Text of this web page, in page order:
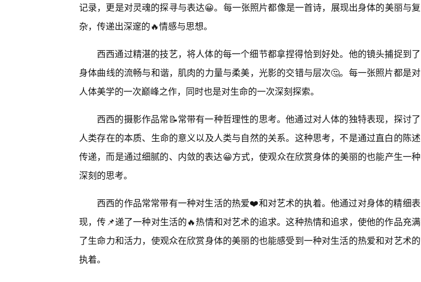
记录，更是对灵魂的探寻与表达😀。每一张照片都像是一首诗，展现出身体的美丽与复
杂，传递出深邃的🔥情感与思想。
西西通过精湛的技艺，将人体的每一个细节都拿捏得恰到好处。他的镜头捕捉到了
身体曲线的流畅与和谐，肌肉的力量与柔美，光影的交错与层次🤔。每一张照片都是对
人体美学的一次巅峰之作，同时也是对生命的一次深刻探索。
西西的摄影作品常📝常带有一种哲理性的思考。他通过对人体的独特表现，探讨了
人类存在的本质、生命的意义以及人类与自然的关系。这种思考，不是通过直白的陈述
传递，而是通过细腻的、内敛的表达😀方式，使观众在欣赏身体的美丽的也能产生一种
深刻的思考。
西西的作品常常带有一种对生活的热爱❤️和对艺术的执着。他通过对身体的精细表
现，传📌递了一种对生活的🔥热情和对艺术的追求。这种热情和追求，使他的作品充满
了生命力和活力，使观众在欣赏身体的美丽的也能感受到一种对生活的热爱和对艺术的
执着。